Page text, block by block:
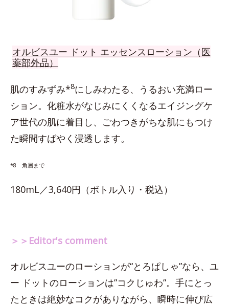
オルビスユー ドット エッセンスローション（医
薬部外品）
肌のすみずみ*8にしみわたる、うるおい充満ロー
ション。化粧水がなじみにくくなるエイジングケ
ア世代の肌に着目し、ごわつきがちな肌にもつけ
た瞬間すばやく浸透します。
*8 角層まで
180mL／3,640円（ボトル入り・税込）
＞＞Editor's comment
オルビスユーのローションが“とろぱしゃ”なら、ユ
ー ドットのローションは”コクじゅわ”。手にとっ
たときは絶妙なコクがありながら、瞬時に伸び広